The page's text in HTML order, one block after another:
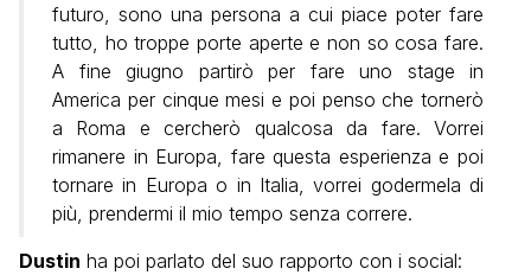
futuro, sono una persona a cui piace poter fare
tutto, ho troppe porte aperte e non so cosa fare.
A fine giugno partirò per fare uno stage in
America per cinque mesi e poi penso che tornerò
a Roma e cercherò qualcosa da fare. Vorrei
rimanere in Europa, fare questa esperienza e poi
tornare in Europa o in Italia, vorrei godermela di
più, prendermi il mio tempo senza correre.
Dustin ha poi parlato del suo rapporto con i social: